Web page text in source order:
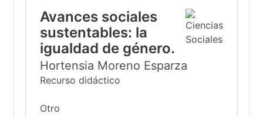
Avances sociales
sustentables: la
igualdad de género.
Hortensia Moreno Esparza
Recurso didáctico
Otro